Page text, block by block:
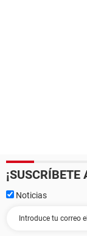
¡SUSCRÍBETE
Noticias